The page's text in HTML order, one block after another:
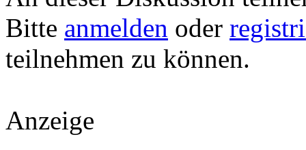
Bitte anmelden oder
teilnehmen zu können.
Anzeige